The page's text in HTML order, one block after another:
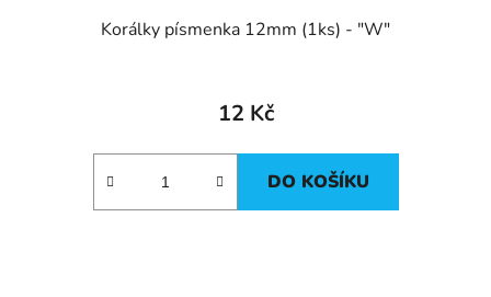
Korálky písmenka 12mm (1ks) - "W"
12 Kč
DO KOŠÍKU